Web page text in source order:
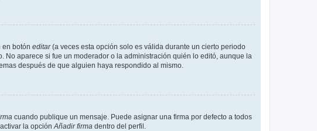
en botón editar(a veces esta opción solo es válida durante un cierto periodo
aparece si fue un moderador o la administración quién lo editó, aunque la
después de que alguien haya respondido al mismo.
cuando publique un mensaje. Puede asignar una firma por defecto a todos
la opción Añadir firma dentro del perfil.